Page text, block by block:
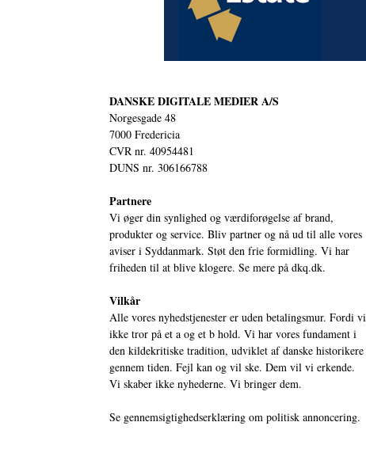
DANSKE DIGITALE MEDIER A/S
Norgesgade 48
7000 Fredericia
CVR nr. 40954481
DUNS nr. 306166788
Partnere
Vi øger din synlighed og værdiforøgelse af brand,
produkter og service. Bliv partner og nå ud til alle vores
aviser i Syddanmark. Støt den frie formidling. Vi har
friheden til at blive klogere. Se mere på dkq.dk.
Vilkår
Alle vores nyhedstjenester er uden betalingsmur. Fordi vi
ikke tror på et a og et b hold. Vi har vores fundament i
den kildekritiske tradition, udviklet af danske historikere
gennem tiden. Fejl kan og vil ske. Dem vil vi erkende.
Vi skaber ikke nyhederne. Vi bringer dem.
Se gennemsigtighedserklæring om politisk annoncering.